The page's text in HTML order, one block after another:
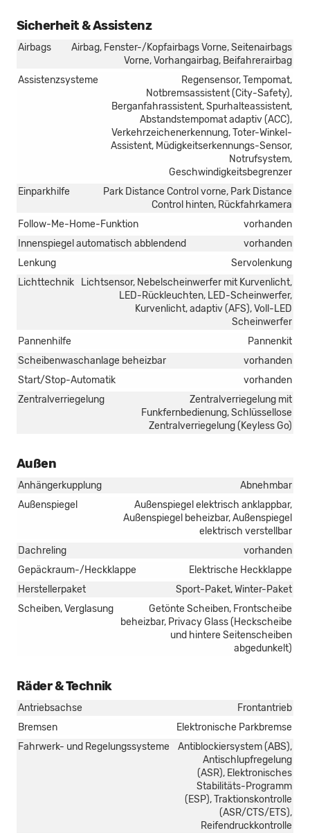
Sicherheit & Assistenz
Airbags
Airbag, Fenster-/Kopfairbags Vorne, Seitenairbags
Vorne, Vorhangairbag, Beifahrerairbag
Assistenzsysteme
Regensensor, Tempomat,
Notbremsassistent (City-Safety),
Berganfahrassistent, Spurhalteassistent,
Abstandstempomat adaptiv (ACC),
Verkehrzeichenerkennung, Toter-Winkel-
Assistent, Müdigkeitserkennungs-Sensor,
Notrufsystem,
Geschwindigkeitsbegrenzer
Einparkhilfe
Park Distance Control vorne, Park Distance
Control hinten, Rückfahrkamera
Follow-Me-Home-Funktion
vorhanden
Innenspiegel automatisch abblendend
vorhanden
Lenkung
Servolenkung
Lichttechnik
Lichtsensor, Nebelscheinwerfer mit Kurvenlicht,
LED-Rückleuchten, LED-Scheinwerfer,
Kurvenlicht, adaptiv (AFS), Voll-LED
Scheinwerfer
Pannenhilfe
Pannenkit
Scheibenwaschanlage beheizbar
vorhanden
Start/Stop-Automatik
vorhanden
Zentralverriegelung
Zentralverriegelung mit
Funkfernbedienung, Schlüssellose
Zentralverriegelung (Keyless Go)
Außen
Anhängerkupplung
Abnehmbar
Außenspiegel
Außenspiegel elektrisch anklappbar,
Außenspiegel beheizbar, Außenspiegel
elektrisch verstellbar
Dachreling
vorhanden
Gepäckraum-/Heckklappe
Elektrische Heckklappe
Herstellerpaket
Sport-Paket, Winter-Paket
Scheiben, Verglasung
Getönte Scheiben, Frontscheibe
beheizbar, Privacy Glass (Heckscheibe
und hintere Seitenscheiben
abgedunkelt)
Räder & Technik
Antriebsachse
Frontantrieb
Bremsen
Elektronische Parkbremse
Fahrwerk- und Regelungssysteme
Antiblockiersystem (ABS),
Antischlupfregelung
(ASR), Elektronisches
Stabilitäts-Programm
(ESP), Traktionskontrolle
(ASR/CTS/ETS),
Reifendruckkontrolle